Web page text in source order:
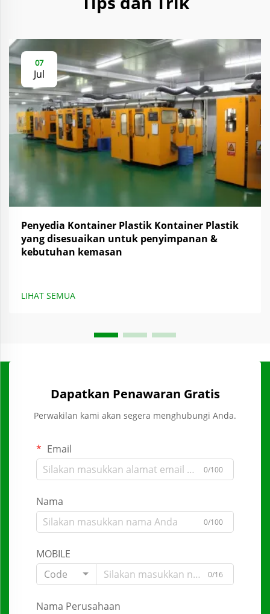
07
Jul
Penyedia Kontainer Plastik Kontainer Plastik
yang disesuaikan untuk penyimpanan &
kebutuhan kemasan
LIHAT SEMUA
Dapatkan Penawaran Gratis
Perwakilan kami akan segera menghubungi Anda.
Email
0/100
Nama
0/100
MOBILE
Code
0/16
Nama Perusahaan